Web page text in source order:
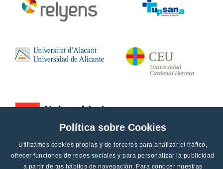
Política sobre Cookies
Utilizamos cookies propias y de terceros para analizar el tráfico,
ofrecer funciones de redes sociales y para personalizar la publicidad
a partir de tus hábitos de navegación. Para conocer nuestras